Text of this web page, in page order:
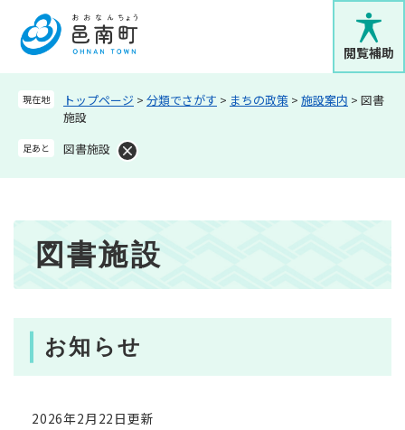
メニューを飛ばして本文へ
閲覧補助
現在地 トップページ > 分類でさがす > まちの政策 > 施設案内 > 図書
施設
足あと 図書施設
図書施設
お知らせ
2026年2月22日更新